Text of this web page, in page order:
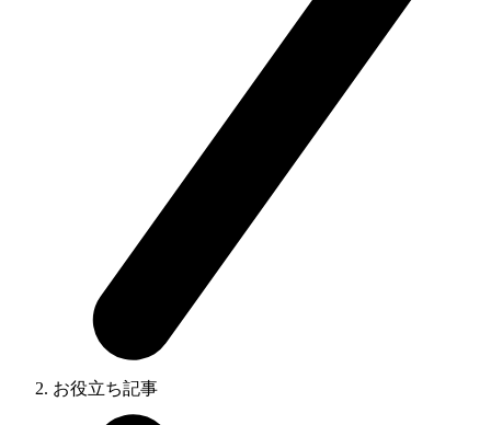
お役立ち記事